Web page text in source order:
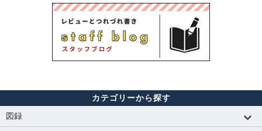
カテゴリーから探す
図録